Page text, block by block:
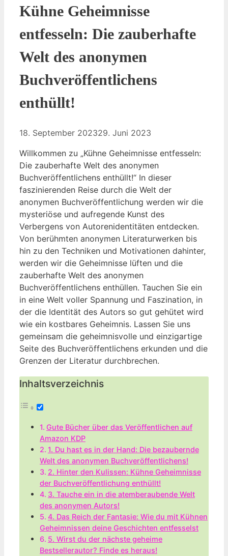
Kühne Geheimnisse
entfesseln: Die zauberhafte
Welt des anonymen
Buchveröffentlichens
enthüllt!
18. September 202329. Juni 2023
Willkommen zu „Kühne Geheimnisse entfesseln:
Die zauberhafte Welt des anonymen
Buchveröffentlichens enthüllt!“ In dieser
faszinierenden Reise durch die Welt der
anonymen Buchveröffentlichung werden wir die
mysteriöse und aufregende Kunst des
Verbergens von Autorenidentitäten entdecken.
Von berühmten anonymen Literaturwerken bis
hin zu den Techniken und Motivationen dahinter,
werden wir die Geheimnisse lüften und die
zauberhafte Welt des anonymen
Buchveröffentlichens enthüllen. Tauchen Sie ein
in eine Welt voller Spannung und Faszination, in
der die Identität des Autors so gut gehütet wird
wie ein kostbares Geheimnis. Lassen Sie uns
gemeinsam die geheimnisvolle und einzigartige
Seite des Buchveröffentlichens erkunden und die
Grenzen der Literatur durchbrechen.
Inhaltsverzeichnis
Gute Bücher über das Veröffentlichen auf
Amazon KDP
1. Du hast es in der Hand: Die bezaubernde
Welt des anonymen Buchveröffentlichens!
2. Hinter den Kulissen: Kühne Geheimnisse
der Buchveröffentlichung enthüllt!
3. Tauche ein in die atemberaubende Welt
des anonymen Autors!
4. Das Reich der Fantasie: Wie du mit Kühnen
Geheimnissen deine Geschichten entfesselst
5. Wirst du der nächste geheime
Bestsellerautor? Finde es heraus!